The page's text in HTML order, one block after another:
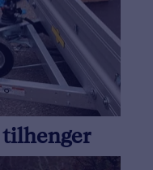
tilhenger